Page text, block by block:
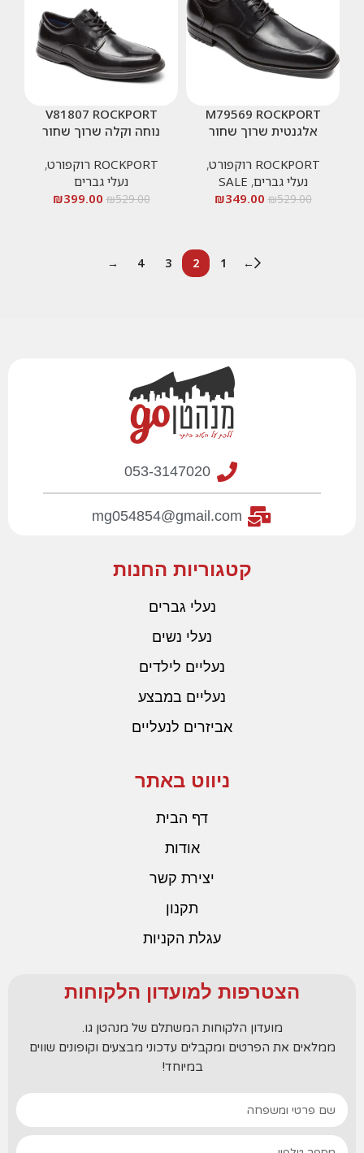
M79569 ROCKPORT
אלגנטית שרוך שחור
ROCKPORT רוקפורט
,
נעלי גברים,
SALE
₪529.00
₪349.00
V81807 ROCKPORT
נוחה וקלה שרוך שחור
ROCKPORT רוקפורט
,
נעלי גברים
₪529.00
₪399.00
←
1
2
3
4
→
053-3147020
mg054854@gmail.com
קטגוריות החנות
נעלי גברים
נעלי נשים
נעליים לילדים
נעליים במבצע
אביזרים לנעליים
ניווט באתר
דף הבית
אודות
יצירת קשר
תקנון
עגלת הקניות
הצטרפות למועדון הלקוחות
מועדון הלקוחות המשתלם של מנהטן גו.
ממלאים את הפרטים ומקבלים עדכוני מבצעים וקופונים שווים
במיוחד!